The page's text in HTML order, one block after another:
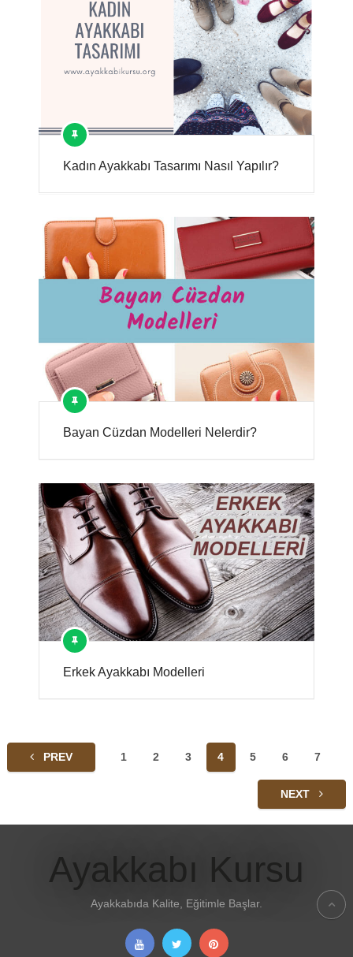
Kadın Ayakkabı Tasarımı Nasıl Yapılır?
Bayan Cüzdan Modelleri Nelerdir?
Erkek Ayakkabı Modelleri
Yazı
PREV 1 2 3 4 5 6 7
NEXT
Ayakkabı Kursu
Ayakkabıda Kalite, Eğitimle Başlar.